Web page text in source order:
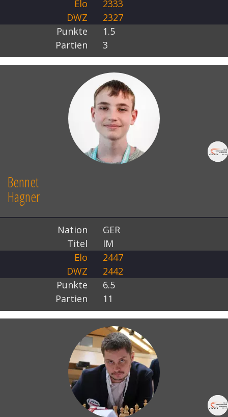
Elo
2333
DWZ
2327
Punkte
1.5
Partien
3
Bennet
Hagner
Nation
GER
Titel
IM
Elo
2447
DWZ
2442
Punkte
6.5
Partien
11